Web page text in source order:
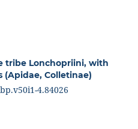
tribe Lonchopriini, with
Colletinae)
4.84026